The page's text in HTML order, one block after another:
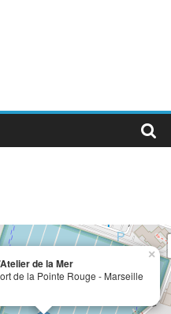
de la Mer
de la Pointe Rouge - Marseille
×